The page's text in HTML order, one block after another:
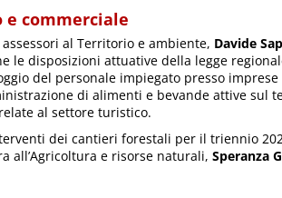
commerciale
al Territorio e ambiente, Davide
le disposizioni attuative della legge
del personale impiegato presso
di alimenti e bevande attive sul
al settore turistico.
dei cantieri forestali per il triennio
all’Agricoltura e risorse naturali, Speranza